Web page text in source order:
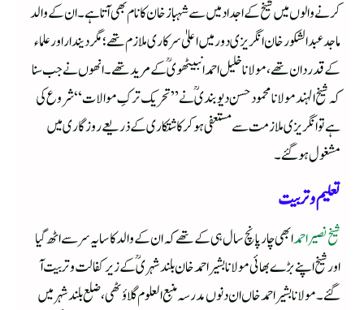
کرنے والوں میں شیخ کے اجداد میں سے شہباز خان کا نام بھی آتا ہے۔ ان کے والد
ماجد عبد الشکور خان انگریزی دور میں اعلیٰ سرکاری ملازم تھے؛ مگر دیندار اور علماء
کے قدردان تھے، مولانا خلیل احمد انبیٹھویؒ کے مرید تھے۔ انھوں نے جب سنا
کہ شیخ الہند مولانا محمود حسن دیوبندیؒ نے ”تحریک ترکِ موالات“ شروع کی
ہے تو انگریزی ملازمت سے مستعفی ہو کر کاشتکاری کے ذریعے روزگاری میں
مشغول ہوگئے۔
تعلیم و تربیت
شیخ نصیر احمدابھی چار پانچ سال ہی کے تھے کہ ان کے والد کا سایہ سر سے اٹھ گیا
اور شیخ اپنے بڑے بھائی مولانا بشیر احمد خان بلند شہریؒ کے زیر کفالت و تربیت آ
گئے۔ مولانا بشیر احمد خاں ان دنوں مدرسہ منبع العلوم گلاؤٹھی، ضلع بلند شہر میں